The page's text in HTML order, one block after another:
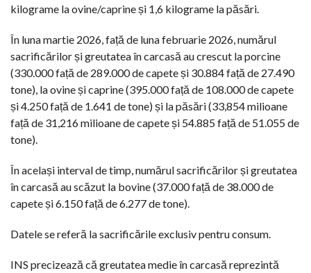
kilograme la ovine/caprine și 1,6 kilograme la păsări.
În luna martie 2026, față de luna februarie 2026, numărul
sacrificărilor și greutatea în carcasă au crescut la porcine
(330.000 față de 289.000 de capete și 30.884 față de 27.490
tone), la ovine și caprine (395.000 față de 108.000 de capete
și 4.250 față de 1.641 de tone) și la păsări (33,854 milioane
față de 31,216 milioane de capete și 54.885 față de 51.055 de
tone).
În același interval de timp, numărul sacrificărilor și greutatea
în carcasă au scăzut la bovine (37.000 față de 38.000 de
capete și 6.150 față de 6.277 de tone).
Datele se referă la sacrificările exclusiv pentru consum.
INS precizează că greutatea medie în carcasă reprezintă